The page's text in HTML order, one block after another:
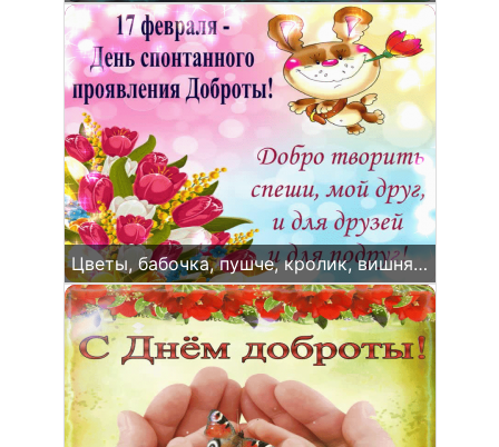
Цветы, бабочка, пушче, кролик, вишня, порцелан